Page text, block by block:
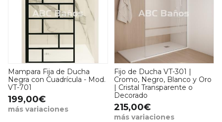
Mampara Fija de Ducha
Negra con Cuadrícula - Mod.
VT-701
199,00€
más variaciones
Fijo de Ducha VT-301 |
Cromo, Negro, Blanco y Oro
| Cristal Transparente o
Decorado
215,00€
más variaciones